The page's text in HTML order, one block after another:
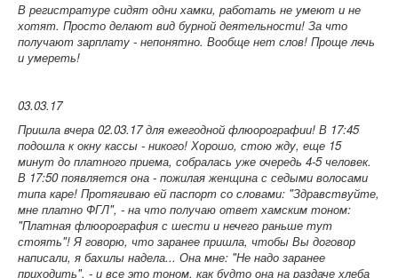
В регистратуре сидят одни хамки, работать не умеют и не
хотят. Просто делают вид бурной деятельности! За что
получают зарплату - непонятно. Вообще нет слов! Проще лечь
и умереть!
03.03.17
Пришла вчера 02.03.17 для ежегодной флюорографии! В 17:45
подошла к окну кассы - никого! Хорошо, стою жду, еще 15
минут до платного приема, собралась уже очередь 4-5 человек.
В 17:50 появляется она - пожилая женщина с седыми волосами
типа каре! Протягиваю ей паспорт со словами: "Здравствуйте,
мне платно ФГЛ", - на что получаю ответ хамским тоном:
"Платная флюорография с шести и нечего раньше тут
стоять"! Я говорю, что заранее пришла, чтобы Вы договор
написали, я бахилы надела... Она мне: "Не надо заранее
приходить", - и все это тоном, как будто она на раздаче хлеба